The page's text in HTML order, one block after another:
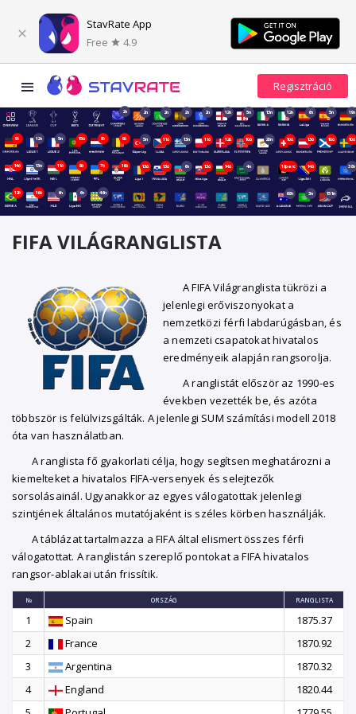
StavRate App
Free
4.9
2n 2n 2n 2n 2n 12n 5n 13n 12n 6n 5n 19n
9ó 12n 5n 15ó 8ó 9ó 5n 11ó 13n 11ó 12ó 10ó 20n 10ó 13ó 10ó 10ó
14ó 13n 11ó 8ó 7ó 16ó 13ó 13ó 6n 13ó 14ó 4n 18perc 14ó 38n
12ó 16ó 6n 6n 46n 68n 3n 151n
FIFA VILÁGRANGLISTA
A FIFA Világranglista tükrözi a
jelenlegi erőviszonyokat a
nemzetközi férfi labdarúgásban, és
a nemzeti csapatokat hivatalos
eredményeik alapján rangsorolja.
A ranglistát először az 1990-es
években vezették be, és azóta
többször is felülvizsgálták. A jelenlegi SUM számítási modell 2018
óta van használatban.
A ranglista fő gyakorlati célja, hogy segítsen meghatározni a
kiemelteket a hivatalos FIFA-versenyek és selejtezők
sorsolásainál. Ugyanakkor az egyes válogatottak jelenlegi
szintjének általános mutatójaként is széles körben használják.
A táblázat tartalmazza a FIFA által elismert összes férfi
válogatottat. A ranglistán szereplő pontokat a FIFA hivatalos
rangsor-ablakai után frissítik.
№ ORSZÁG RANGLISTA
1 Spain
1875.37
2
France
1870.92
3
Argentina
1870.32
4
England
1820.44